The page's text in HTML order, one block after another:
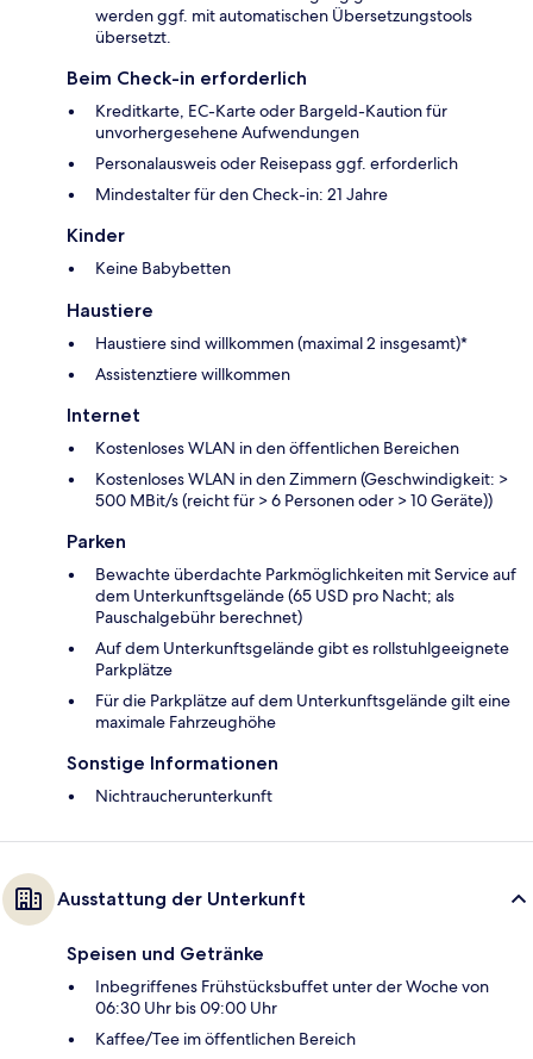
werden ggf. mit automatischen Übersetzungstools
übersetzt.
Beim Check-in erforderlich
Kreditkarte, EC-Karte oder Bargeld-Kaution für
unvorhergesehene Aufwendungen
Personalausweis oder Reisepass ggf. erforderlich
Mindestalter für den Check-in: 21 Jahre
Kinder
Keine Babybetten
Haustiere
Haustiere sind willkommen (maximal 2 insgesamt)*
Assistenztiere willkommen
Internet
Kostenloses WLAN in den öffentlichen Bereichen
Kostenloses WLAN in den Zimmern (Geschwindigkeit: >
500 MBit/s (reicht für > 6 Personen oder > 10 Geräte))
Parken
Bewachte überdachte Parkmöglichkeiten mit Service auf
dem Unterkunftsgelände (65 USD pro Nacht; als
Pauschalgebühr berechnet)
Auf dem Unterkunftsgelände gibt es rollstuhlgeeignete
Parkplätze
Für die Parkplätze auf dem Unterkunftsgelände gilt eine
maximale Fahrzeughöhe
Sonstige Informationen
Nichtraucherunterkunft
Ausstattung der Unterkunft
Speisen und Getränke
Inbegriffenes Frühstücksbuffet unter der Woche von
06:30 Uhr bis 09:00 Uhr
Kaffee/Tee im öffentlichen Bereich